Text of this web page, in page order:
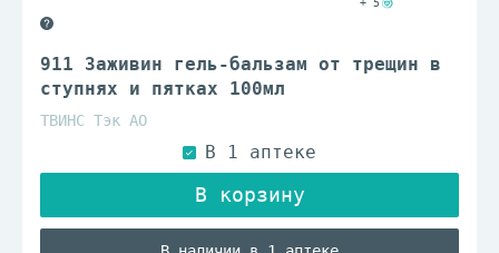
911 Заживин гель-бальзам от трещин в
ступнях и пятках 100мл
ТВИНС Тэк АО
+ 5